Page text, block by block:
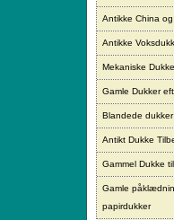
Antikke China
Antikke
Mekaniske
Gamle Dukker
Blandede dukker
Antikt Dukke
Gammel Dukke
Gamle
papirdukker